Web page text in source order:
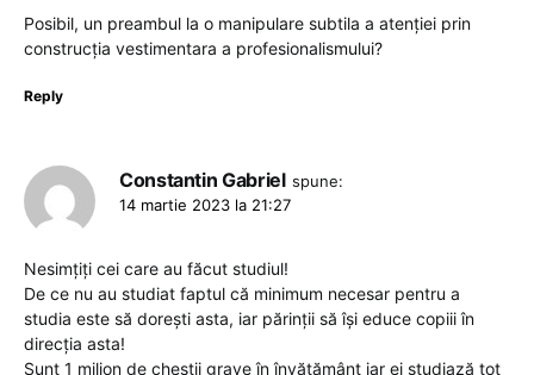
Posibil, un preambul la o manipulare subtila a atenției prin
construcția vestimentara a profesionalismului?
Reply
Constantin Gabriel spune:
14 martie 2023 la 21:27
Nesimțiți cei care au făcut studiul!
De ce nu au studiat faptul că minimum necesar pentru a
studia este să dorești asta, iar părinții să își educe copiii în
direcția asta!
Sunt 1 milion de chestii grave în învățământ iar ei studiază tot